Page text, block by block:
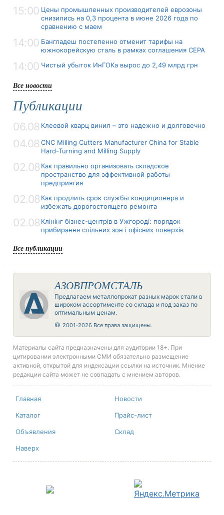
15:00 Цены промышленных производителей еврозоны
снизились на 0,3 процента в июне 2026 года по
сравнению с маем
14:00 Бангладеш постепенно отменит тарифы на
южнокорейскую сталь в рамках соглашения CEPA
14:00 Чистый убыток ИнГОКа вырос до 2,49 млрд грн
Все новости
Публикации
06.08 Клеевой кварц винил – это надежно и долговечно
04.08 CNC Milling Cutters Manufacturer China for Stable
Hard-Turning and Milling Supply
02.08 Как правильно организовать складское
пространство для эффективной работы
предприятия
02.08 Как продлить срок службы кондиционера и
избежать дорогостоящего ремонта
02.08 Клінінг бізнес-центрів в Ужгороді: порядок
прибирання спільних зон і офісних поверхів
Все публикации
АЗОВПРОМСТАЛЬ
Предлагаем металлопрокат разных марок стали в
широком ассортименте со склада и под заказ по
оптимальным ценам.
© 2001-2026 Все права защищены.
Материалы сайта предназначены для аудитории 18+. При
цитировании электронными СМИ обязательно размещение
активной, открытой для индексации ссылки на источник. Мнение
редакции сайта может не совпадать с мнением авторов.
Главная Новости
Каталог Прайс-лист
Объявления Склад
Наверх